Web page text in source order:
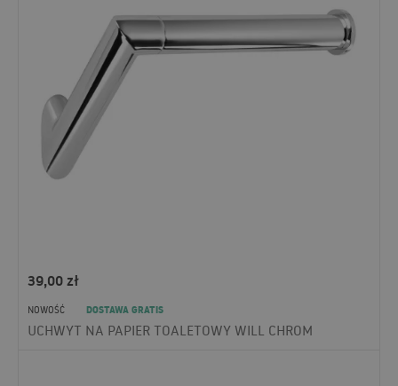
39,00zł
NOWOŚĆ
DOSTAWA GRATIS
UCHWYT NA PAPIER TOALETOWY WILL CHROM